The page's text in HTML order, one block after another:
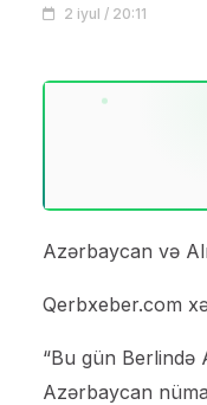
2 iyul / 20:11
Azərbaycan və
Qerbxeber.com
“Bu gün Berlində
Azərbaycan